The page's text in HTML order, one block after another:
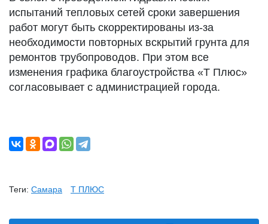
испытаний тепловых сетей сроки завершения
работ могут быть скорректированы из-за
необходимости повторных вскрытий грунта для
ремонтов трубопроводов. При этом все
изменения графика благоустройства «Т Плюс»
согласовывает с администрацией города.
Теги: Самара Т ПЛЮС